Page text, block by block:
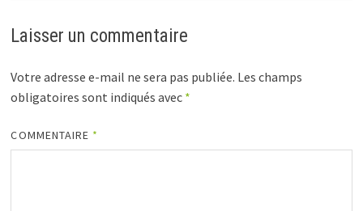
Laisser un commentaire
Votre adresse e-mail ne sera pas publiée. Les champs
obligatoires sont indiqués avec *
COMMENTAIRE *